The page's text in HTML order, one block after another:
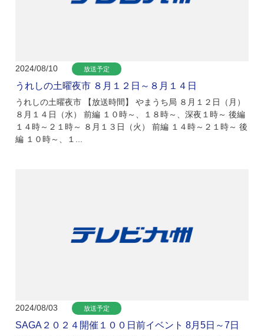
2024/08/10 放送予定
うれしの土曜夜市 ８月１２日～８月１４日
うれしの土曜夜市 【放送時間】 やまうち局 ８月１２日（月）
８月１４日（水） 前編 １０時～、１８時～、深夜１時～ 後編
１４時～２１時～ ８月１３日（火） 前編 １４時～２１時～ 後
編 １０時～、１...
2024/08/03 放送予定
SAGA２０２４開催１００日前イベント 8月5日～7日